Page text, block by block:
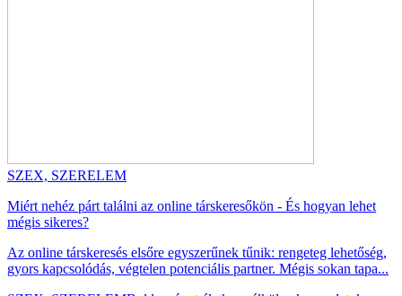
SZEX, SZERELEM
Miért nehéz párt találni az online társkeresőkön - És hogyan lehet
mégis sikeres?
Az online társkeresés elsőre egyszerűnek tűnik: rengeteg lehetőség,
gyors kapcsolódás, végtelen potenciális partner. Mégis sokan tapa...